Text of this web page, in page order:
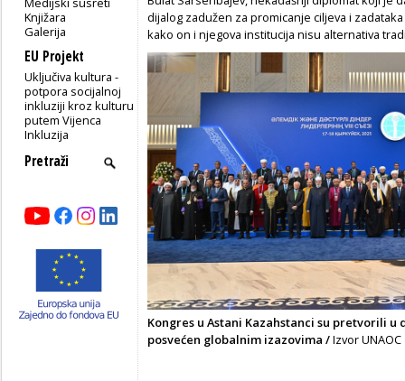
Knjižara
Galerija
EU Projekt
Uključiva kultura -
potpora socijalnoj
inkluziji kroz kulturu
putem Vijenca
Inkluzija
dijalog zadužen za promicanje ciljeva i
kako on i njegova institucija nisu alternativa
Kongres u Astani Kazahstanci su pretvorili
posvećen globalnim izazovima /Izvor UNAOC